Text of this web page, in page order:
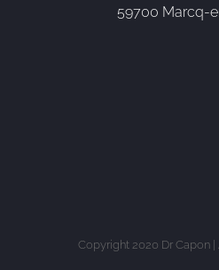
59700 Marcq-
Copyright 2020 Dr Capon |